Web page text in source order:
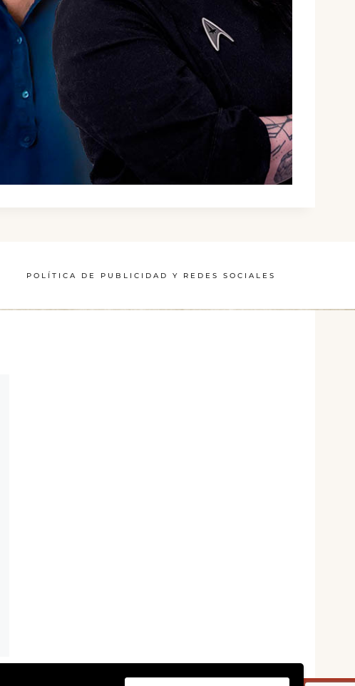
POLÍTICA DE PUBLICIDAD Y REDES SOCIALES